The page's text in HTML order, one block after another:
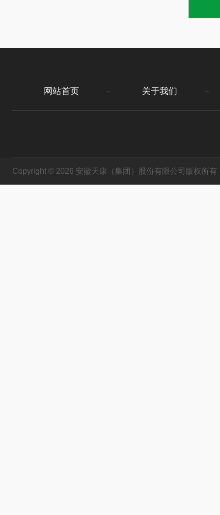
网站首页 关于我们
Copyright © 2026 安徽天康（集团）股份有限公司版权所有